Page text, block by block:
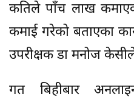
कतिले पाँच लाख
कमाई गरेको बताएका
उपरीक्षक डा मनोज
गत बिहीबार